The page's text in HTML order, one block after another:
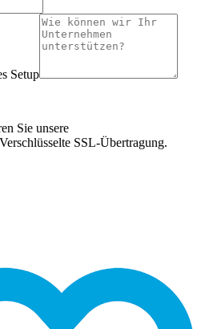
Setup
Sie unsere
SSL-Übertragung.